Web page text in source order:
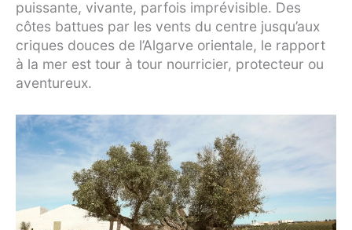
puissante, vivante, parfois imprévisible. Des
côtes battues par les vents du centre jusqu’aux
criques douces de l’Algarve orientale, le rapport
à la mer est tour à tour nourricier, protecteur ou
aventureux.